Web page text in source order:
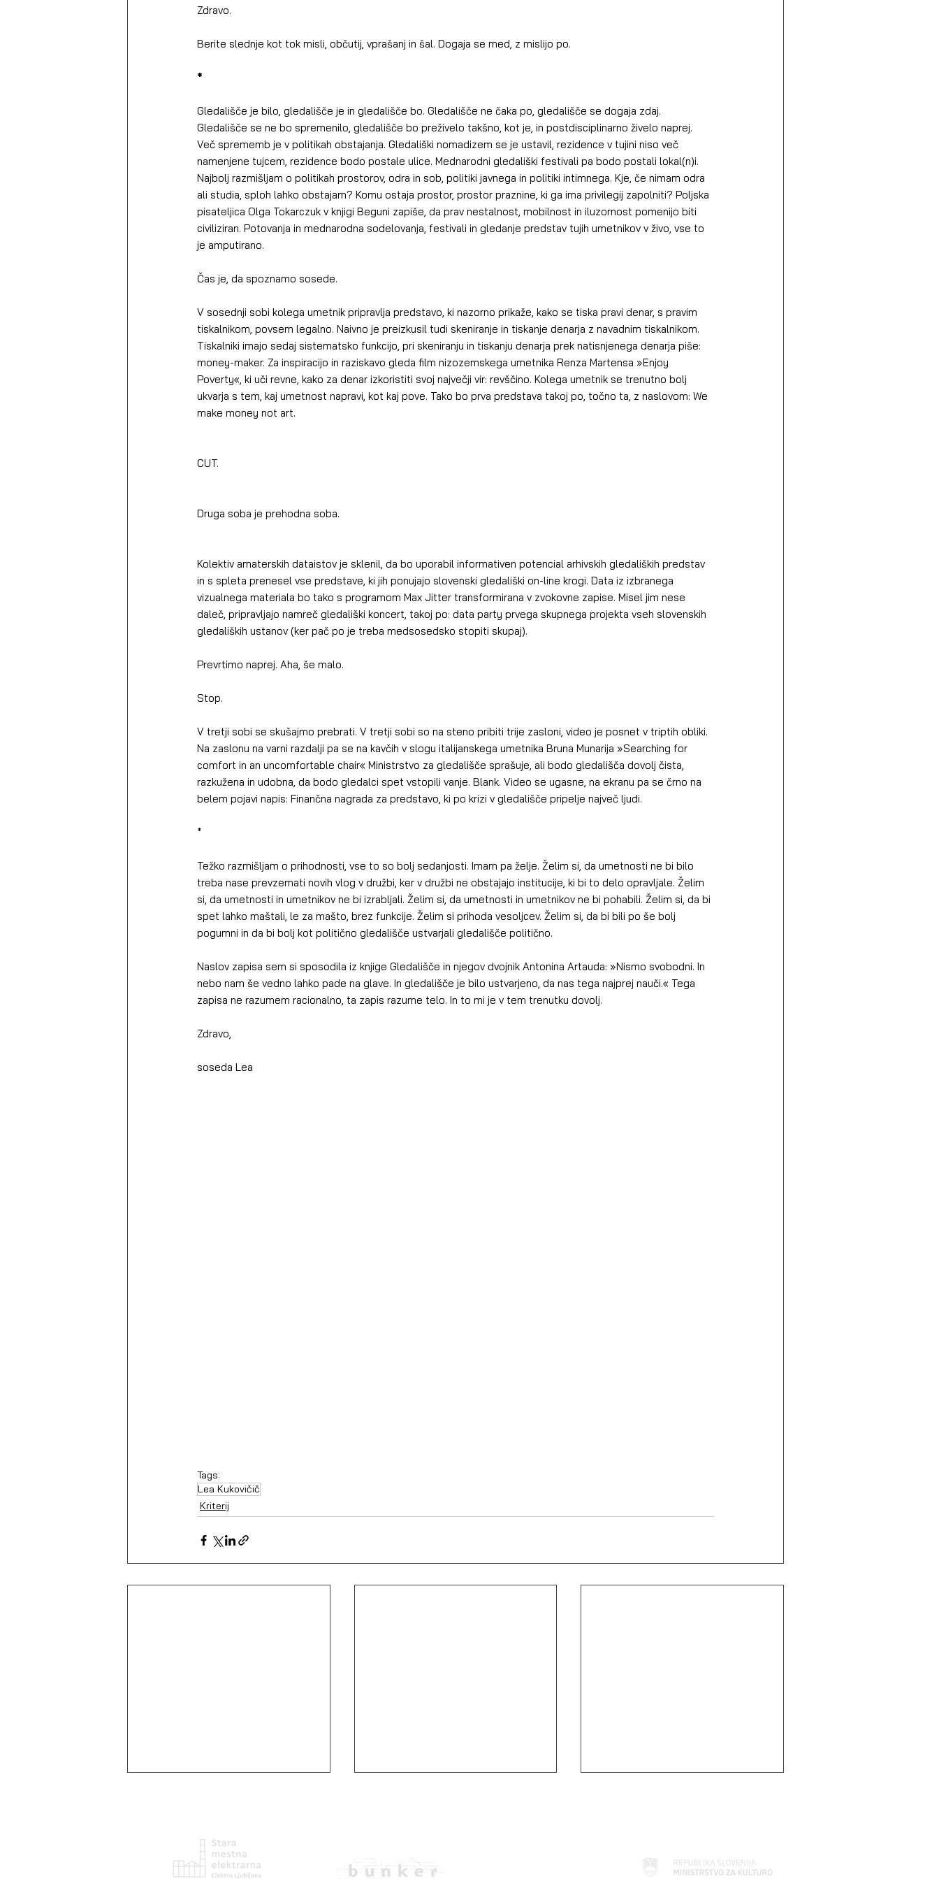
Zdravo.
Berite slednje kot tok misli, občutij, vprašanj in šal. Dogaja se med, z mislijo po.
*
Gledališče je bilo, gledališče je in gledališče bo. Gledališče ne čaka po, gledališče se dogaja zdaj.
Gledališče se ne bo spremenilo, gledališče bo preživelo takšno, kot je, in postdisciplinarno živelo naprej.
Več sprememb je v politikah obstajanja. Gledališki nomadizem se je ustavil, rezidence v tujini niso več
namenjene tujcem, rezidence bodo postale ulice. Mednarodni gledališki festivali pa bodo postali lokal(n)i.
Najbolj razmišljam o politikah prostorov, odra in sob, politiki javnega in politiki intimnega. Kje, če nimam odra
ali studia, sploh lahko obstajam? Komu ostaja prostor, prostor praznine, ki ga ima privilegij zapolniti? Poljska
pisateljica Olga Tokarczuk v knjigi Beguni zapiše, da prav nestalnost, mobilnost in iluzornost pomenijo biti
civiliziran. Potovanja in mednarodna sodelovanja, festivali in gledanje predstav tujih umetnikov v živo, vse to
je amputirano.
Čas je, da spoznamo sosede.
V sosednji sobi kolega umetnik pripravlja predstavo, ki nazorno prikaže, kako se tiska pravi denar, s pravim
tiskalnikom, povsem legalno. Naivno je preizkusil tudi skeniranje in tiskanje denarja z navadnim tiskalnikom.
Tiskalniki imajo sedaj sistematsko funkcijo, pri skeniranju in tiskanju denarja prek natisnjenega denarja piše:
money-maker. Za inspiracijo in raziskavo gleda film nizozemskega umetnika Renza Martensa »Enjoy
Poverty«, ki uči revne, kako za denar izkoristiti svoj največji vir: revščino. Kolega umetnik se trenutno bolj
ukvarja s tem, kaj umetnost napravi, kot kaj pove. Tako bo prva predstava takoj po, točno ta, z naslovom: We
make money not art.
CUT.
Druga soba je prehodna soba.
Kolektiv amaterskih dataistov je sklenil, da bo uporabil informativen potencial arhivskih gledaliških predstav
in s spleta prenesel vse predstave, ki jih ponujajo slovenski gledališki on-line krogi. Data iz izbranega
vizualnega materiala bo tako s programom Max Jitter transformirana v zvokovne zapise. Misel jim nese
daleč, pripravljajo namreč gledališki koncert, takoj po: data party prvega skupnega projekta vseh slovenskih
gledaliških ustanov (ker pač po je treba medsosedsko stopiti skupaj).
Prevrtimo naprej. Aha, še malo.
Stop.
V tretji sobi se skušajmo prebrati. V tretji sobi so na steno pribiti trije zasloni, video je posnet v triptih obliki.
Na zaslonu na varni razdalji pa se na kavčih v slogu italijanskega umetnika Bruna Munarija »Searching for
comfort in an uncomfortable chair« Ministrstvo za gledališče sprašuje, ali bodo gledališča dovolj čista,
razkužena in udobna, da bodo gledalci spet vstopili vanje. Blank. Video se ugasne, na ekranu pa se črno na
belem pojavi napis: Finančna nagrada za predstavo, ki po krizi v gledališče pripelje največ ljudi.
*
Težko razmišljam o prihodnosti, vse to so bolj sedanjosti. Imam pa želje. Želim si, da umetnosti ne bi bilo
treba nase prevzemati novih vlog v družbi, ker v družbi ne obstajajo institucije, ki bi to delo opravljale. Želim
si, da umetnosti in umetnikov ne bi izrabljali. Želim si, da umetnosti in umetnikov ne bi pohabili. Želim si, da bi
spet lahko maštali, le za mašto, brez funkcije. Želim si prihoda vesoljcev. Želim si, da bi bili po še bolj
pogumni in da bi bolj kot politično gledališče ustvarjali gledališče politično.
Naslov zapisa sem si sposodila iz knjige Gledališče in njegov dvojnik Antonina Artauda: »Nismo svobodni. In
nebo nam še vedno lahko pade na glave. In gledališče je bilo ustvarjeno, da nas tega najprej nauči.« Tega
zapisa ne razumem racionalno, ta zapis razume telo. In to mi je v tem trenutku dovolj.
Zdravo,
soseda Lea
Tags:
Lea Kukovičič
Kriterij